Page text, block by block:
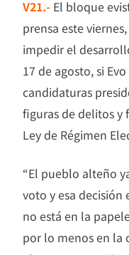
V21.- El bloque
prensa este
impedir el
17 de agosto, si
candidaturas
figuras de delitos y
Ley de Régimen
“El pueblo alteño
voto y esa decisión
no está en la
por lo menos en la